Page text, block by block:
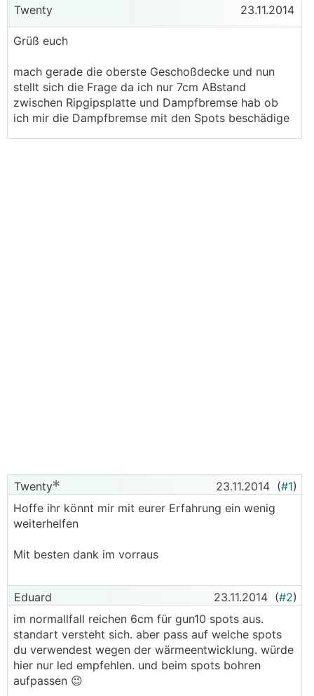
Twenty 23.11.2014
Grüß euch
mach gerade die oberste Geschoßdecke und nun
stellt sich die Frage da ich nur 7cm ABstand
zwischen Ripgipsplatte und Dampfbremse hab ob
ich mir die Dampfbremse mit den Spots beschädige
Twenty 23.11.2014 (#1)
Hoffe ihr könnt mir mit eurer Erfahrung ein wenig
weiterhelfen
Mit besten dank im vorraus
Eduard 23.11.2014 (#2)
im normallfall reichen 6cm für gun10 spots aus.
standart versteht sich. aber pass auf welche spots
du verwendest wegen der wärmeentwicklung. würde
hier nur led empfehlen. und beim spots bohren
aufpassen 😉